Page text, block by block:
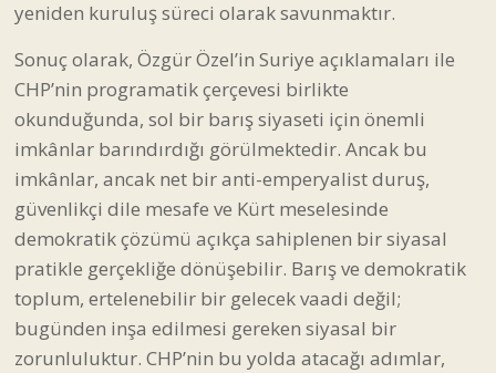
yeniden kuruluş süreci olarak savunmaktır.
Sonuç olarak, Özgür Özel’in Suriye açıklamaları ile
CHP’nin programatik çerçevesi birlikte
okunduğunda, sol bir barış siyaseti için önemli
imkânlar barındırdığı görülmektedir. Ancak bu
imkânlar, ancak net bir anti-emperyalist duruş,
güvenlikçi dile mesafe ve Kürt meselesinde
demokratik çözümü açıkça sahiplenen bir siyasal
pratikle gerçekliğe dönüşebilir. Barış ve demokratik
toplum, ertelenebilir bir gelecek vaadi değil;
bugünden inşa edilmesi gereken siyasal bir
zorunluluktur. CHP’nin bu yolda atacağı adımlar,